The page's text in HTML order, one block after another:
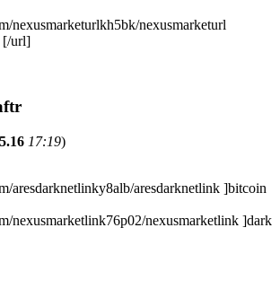
nexusmarketurlkh5bk/nexusmarketurl
[/url]
17:19)
aresdarknetlinky8alb/aresdarknetlink ]bitcoin
nexusmarketlink76p02/nexusmarketlink ]dark